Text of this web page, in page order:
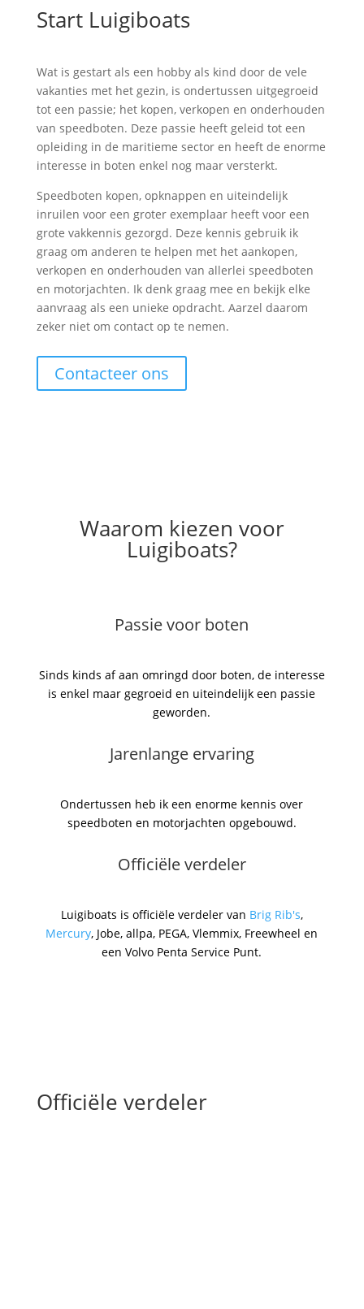
Start Luigiboats
Wat is gestart als een hobby als kind door de vele
vakanties met het gezin, is ondertussen uitgegroeid
tot een passie; het kopen, verkopen en onderhouden
van speedboten. Deze passie heeft geleid tot een
opleiding in de maritieme sector en heeft de enorme
interesse in boten enkel nog maar versterkt.
Speedboten kopen, opknappen en uiteindelijk
inruilen voor een groter exemplaar heeft voor een
grote vakkennis gezorgd. Deze kennis gebruik ik
graag om anderen te helpen met het aankopen,
verkopen en onderhouden van allerlei speedboten
en motorjachten. Ik denk graag mee en bekijk elke
aanvraag als een unieke opdracht. Aarzel daarom
zeker niet om contact op te nemen.
Contacteer ons
Waarom kiezen voor
Luigiboats?
Passie voor boten
Sinds kinds af aan omringd door boten, de interesse
is enkel maar gegroeid en uiteindelijk een passie
geworden.
Jarenlange ervaring
Ondertussen heb ik een enorme kennis over
speedboten en motorjachten opgebouwd.
Officiële verdeler
Luigiboats is officiële verdeler van Brig Rib's,
Mercury, Jobe, allpa, PEGA, Vlemmix, Freewheel en
een Volvo Penta Service Punt.
Officiële verdeler